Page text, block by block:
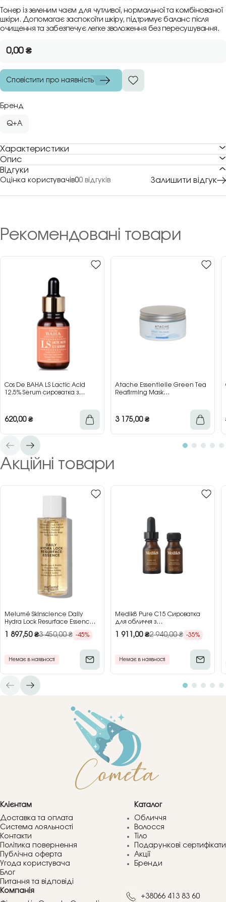
Тонер із зеленим чаєм для чутливої, нормальної та комбінованої
шкіри. Допомагає заспокоїти шкіру, підтримує баланс після
очищення та забезпечує легке зволоження без пересушування.
0,00₴
Сповістити про наявність
Бренд
Q+A
Характеристики
Опис
Відгуки
Оцінка користувачів00 відгуків Залишити відгук
Рекомендовані товари
Cos De BAHA LS Lactic Acid
12.5% Serum сироватка з
620,00₴
Atache Essentielle Green Tea
Reafirming Mask
3 175,00₴
Акційні товари
Melumé Skinscience Daily
Hydra Lock Resurface Essence
обличчя з кислотами, 150 мл
1 897,50₴3 450,00₴ -45%
Немає в наявності
Medik8 Pure C15 Сироватка
для обличчя з
2×15 мл
1 911,00₴2 940,00₴ -35%
Немає в наявності
Клієнтам
Доставка та оплата
Система лояльності
Контакти
Політика повернення
Публічна оферта
Угода користувача
Блог
Питання та відповіді
Каталог
Обличчя
Волосся
Тіло
Подарункові сертифікати
Акції
Бренди
Компанія
+38066 413 83 60